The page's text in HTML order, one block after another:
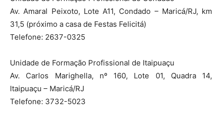
Av. Amaral Peixoto, Lote A11, Condado – Maricá/RJ, km
31,5 (próximo a casa de Festas Felicitá)
Telefone: 2637-0325
Unidade de Formação Profissional de Itaipuaçu
Av. Carlos Marighella, nº 160, Lote 01, Quadra 14,
Itaipuaçu – Maricá/RJ
Telefone: 3732-5023